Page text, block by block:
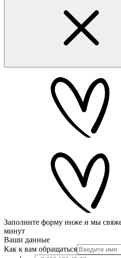
Заполните форму ниже и мы
минут
Ваши данные
Как к вам обращаться